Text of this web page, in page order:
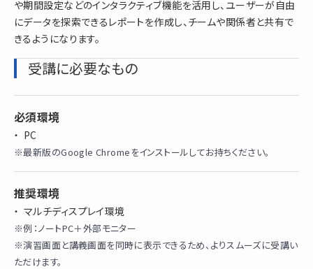
や期間設定などのインタラクティブ機能を活用し、ユーザーが自由
にデータを探索できるレポートを作成し、チームや関係者と共有で
きるようになります。
受講に必要なもの
必須環境
PC
※最新版のGoogle Chromeをインストールしてお持ちください。
推奨環境
マルチディスプレイ環境
※例：ノートPC＋外部モニター
※演習画面と講義画面を同時に表示できるため、よりスムーズに受講い
ただけます。